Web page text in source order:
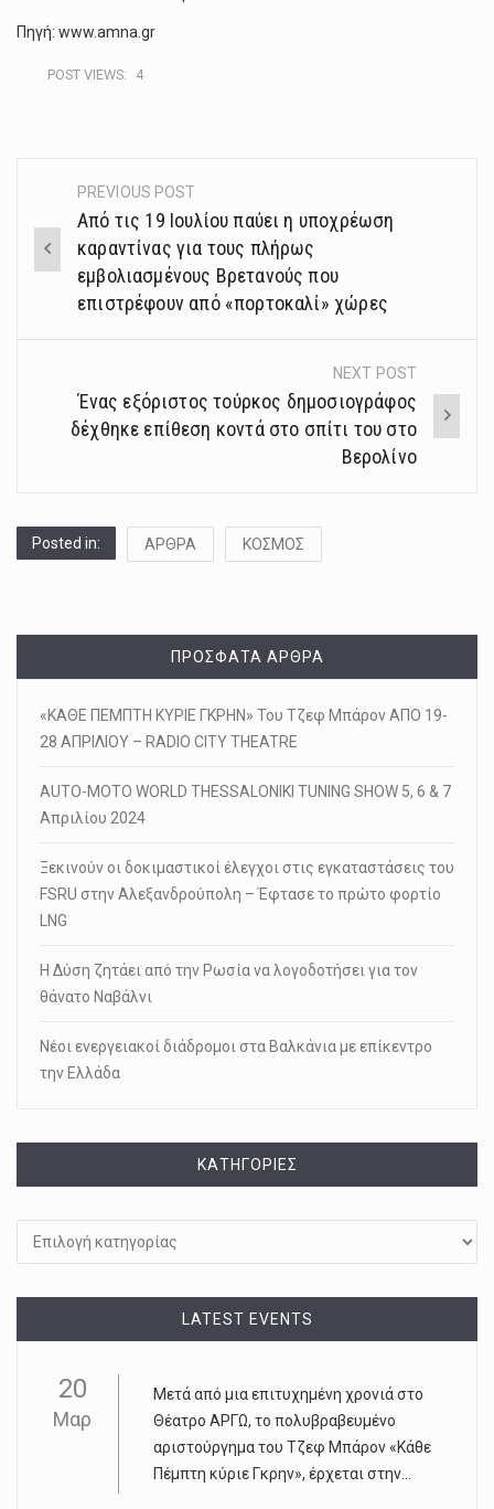
Πηγή: www.amna.gr
POST VIEWS: 4
Post
navigation
PREVIOUS POST
Από τις 19 Ιουλίου παύει η υποχρέωση
καραντίνας για τους πλήρως
εμβολιασμένους Βρετανούς που
επιστρέφουν από «πορτοκαλί» χώρες
NEXT POST
Ένας εξόριστος τούρκος δημοσιογράφος
δέχθηκε επίθεση κοντά στο σπίτι του στο
Βερολίνο
Posted in: ΑΡΘΡΑ ΚΟΣΜΟΣ
ΠΡΌΣΦΑΤΑ ΆΡΘΡΑ
«ΚΑΘΕ ΠΕΜΠΤΗ ΚΥΡΙΕ ΓΚΡΗΝ» Του Τζεφ Μπάρον ΑΠΟ 19-
28 ΑΠΡΙΛΙΟΥ – RADIO CITY THEATRE
AUTO-MOTO WORLD THESSALONIKI TUNING SHOW 5, 6 & 7
Απριλίου 2024
Ξεκινούν οι δοκιμαστικοί έλεγχοι στις εγκαταστάσεις του
FSRU στην Αλεξανδρούπολη – Έφτασε το πρώτο φορτίο
LNG
Η Δύση ζητάει από την Ρωσία να λογοδοτήσει για τον
θάνατο Ναβάλνι
Νέοι ενεργειακοί διάδρομοι στα Βαλκάνια με επίκεντρο
την Ελλάδα
KΑΤΗΓΟΡΊΕΣ
LATEST EVENTS
20
Μαρ
Μετά από μια επιτυχημένη χρονιά στο
Θέατρο ΑΡΓΩ, το πολυβραβευμένο
αριστούργημα του Τζεφ Μπάρον «Κάθε
Πέμπτη κύριε Γκρην», έρχεται στην...